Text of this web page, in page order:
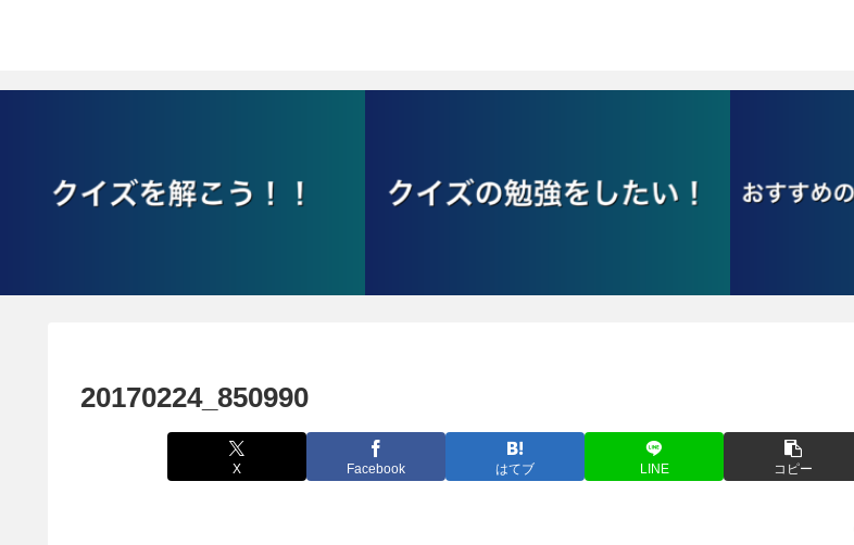
20170224_850990
X Facebook はてブ LINE コピー